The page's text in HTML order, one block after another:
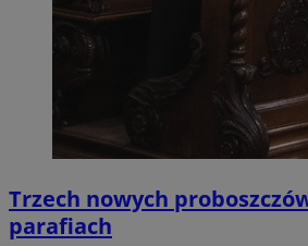
Trzech nowych
parafiach